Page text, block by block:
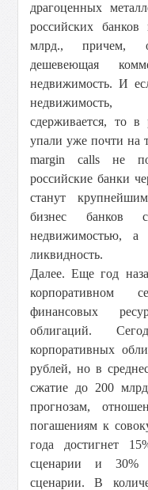
драгоценных
российских
млрд., причем,
дешевеющая
недвижимость. И
недвижимость,
сдерживается, то
упали уже почти на
margin calls не
российские банки
станут
бизнес банков
недвижимостью, а
ликвидность.
Далее. Еще год
корпоративном
финансовых
облигаций.
корпоративных
рублей, но в
сжатие до 200
прогнозам,
погашениям к
года достигнет
сценарии и 30%
сценарии. В